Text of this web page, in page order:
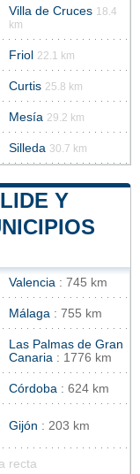
Villa de Cruces 18.4
km
Friol 22.1 km
Curtis 25.8 km
Mesía 29.2 km
Silleda 30.7 km
Y
Valencia : 745 km
Málaga : 755 km
Las Palmas de Gran
Canaria : 1776 km
Córdoba : 624 km
Gijón : 203 km
recta